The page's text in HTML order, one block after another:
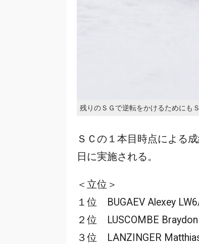
残りのＳＧで逆転をかけるためにも
ＳＣの１本目時点による
日に実施される。
＜立位＞
１位 BUGAEV Alexey
２位 LUSCOMBE
３位 LANZINGER